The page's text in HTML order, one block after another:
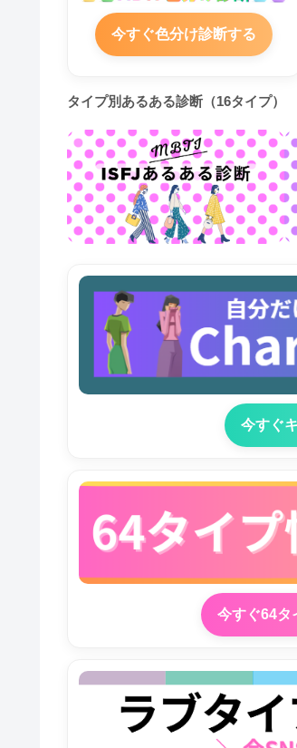
今すぐ色分け診断する
タイプ別あるある診断（16タイプ）
今すぐ
今すぐ64タ